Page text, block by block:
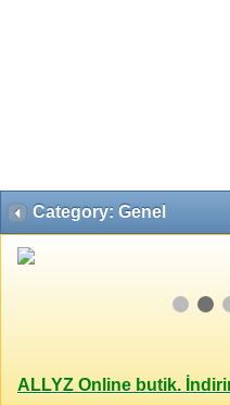
Category: Genel
ALLYZ Online butik.